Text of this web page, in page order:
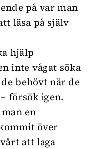
på var man
läsa på själv
hjälp
inte vågat söka
behövt när de
försök igen.
en
över
att laga